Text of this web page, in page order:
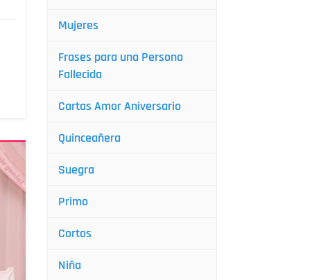
Mujeres
Frases para una Persona
Fallecida
Cartas Amor Aniversario
Quinceañera
Suegra
Primo
Cortos
Niña